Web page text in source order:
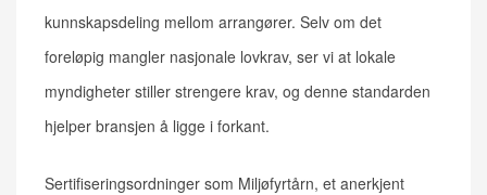
kunnskapsdeling mellom arrangører. Selv om det
foreløpig mangler nasjonale lovkrav, ser vi at lokale
myndigheter stiller strengere krav, og denne standarden
hjelper bransjen å ligge i forkant.
Sertifiseringsordninger som Miljøfyrtårn, et anerkjent